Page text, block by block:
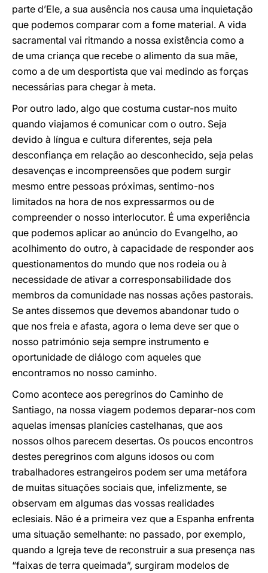
parte d’Ele, a sua ausência nos causa uma inquietação
que podemos comparar com a fome material. A vida
sacramental vai ritmando a nossa existência como a
de uma criança que recebe o alimento da sua mãe,
como a de um desportista que vai medindo as forças
necessárias para chegar à meta.
Por outro lado, algo que costuma custar-nos muito
quando viajamos é comunicar com o outro. Seja
devido à língua e cultura diferentes, seja pela
desconfiança em relação ao desconhecido, seja pelas
desavenças e incompreensões que podem surgir
mesmo entre pessoas próximas, sentimo-nos
limitados na hora de nos expressarmos ou de
compreender o nosso interlocutor. É uma experiência
que podemos aplicar ao anúncio do Evangelho, ao
acolhimento do outro, à capacidade de responder aos
questionamentos do mundo que nos rodeia ou à
necessidade de ativar a corresponsabilidade dos
membros da comunidade nas nossas ações pastorais.
Se antes dissemos que devemos abandonar tudo o
que nos freia e afasta, agora o lema deve ser que o
nosso património seja sempre instrumento e
oportunidade de diálogo com aqueles que
encontramos no nosso caminho.
Como acontece aos peregrinos do Caminho de
Santiago, na nossa viagem podemos deparar-nos com
aquelas imensas planícies castelhanas, que aos
nossos olhos parecem desertas. Os poucos encontros
destes peregrinos com alguns idosos ou com
trabalhadores estrangeiros podem ser uma metáfora
de muitas situações sociais que, infelizmente, se
observam em algumas das vossas realidades
eclesiais. Não é a primeira vez que a Espanha enfrenta
uma situação semelhante: no passado, por exemplo,
quando a Igreja teve de reconstruir a sua presença nas
“faixas de terra queimada”, surgiram modelos de